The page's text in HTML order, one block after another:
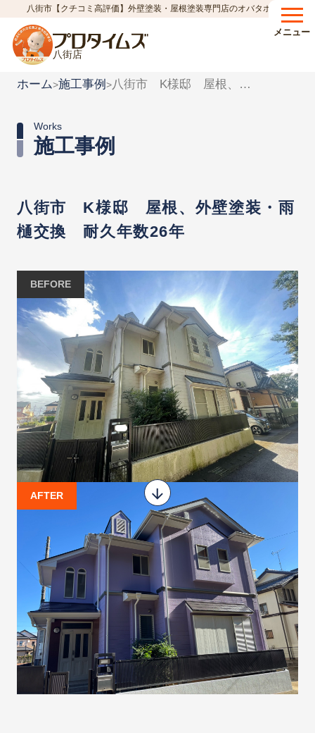
八街市【クチコミ高評価】外壁塗装・屋根塗装専門店のオバタホーム
八街店
メニュー
ホーム>施工事例 > 八街市 K様邸 屋根、外壁塗装・雨樋交換 耐久年数26年
施工事例
Works
八街市 K様邸 屋根、外壁塗装・雨
樋交換 耐久年数26年
BEFORE
AFTER